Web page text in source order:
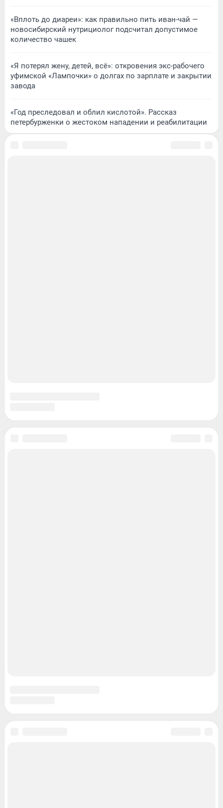
«Вплоть до диареи»: как правильно пить иван-чай —
новосибирский нутрициолог подсчитал допустимое
количество чашек
«Я потерял жену, детей, всё»: откровения экс-рабочего
уфимской «Лампочки» о долгах по зарплате и закрытии
завода
«Год преследовал и облил кислотой». Рассказ
петербурженки о жестоком нападении и реабилитации